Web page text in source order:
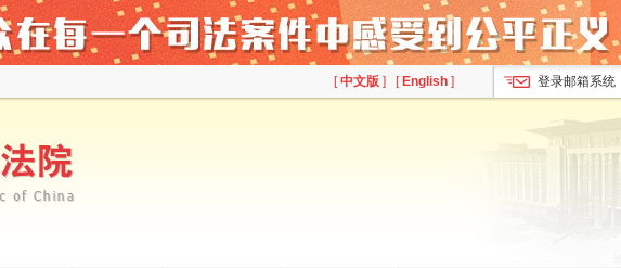
[中文版 ] [ English ] 登录邮箱系统